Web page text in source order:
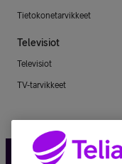
Tietokonetarvikkeet
Televisiot
Televisiot
TV-tarvikkeet